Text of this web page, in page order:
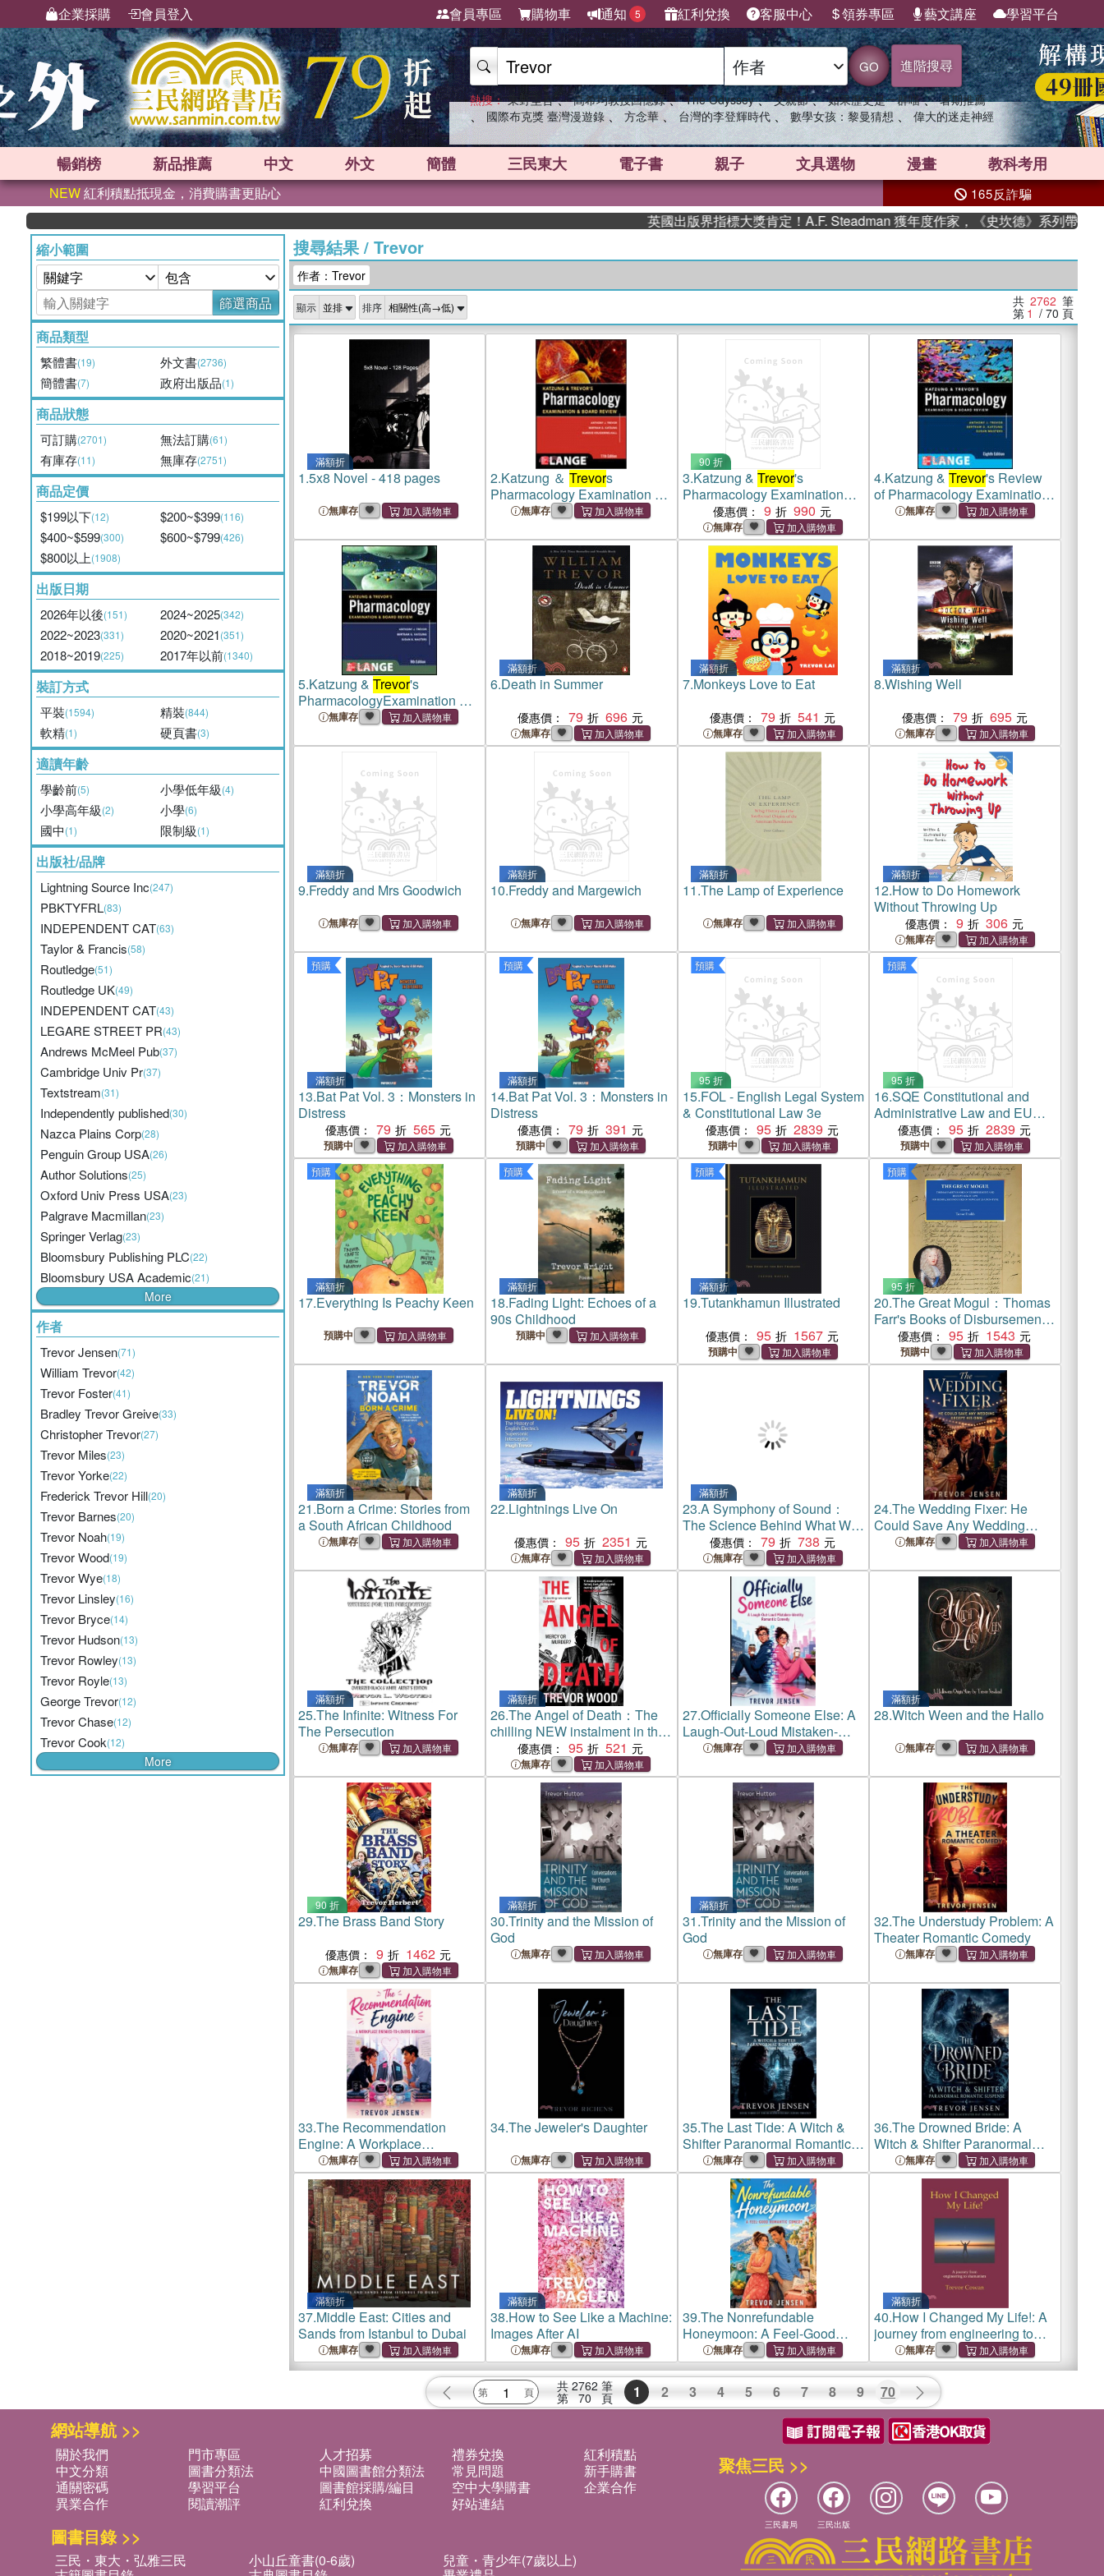
企業採購 會員登入 會員專區 購物車 通知 5 紅利兌換 客服中心 領券專區 藝文講座 學習平台
GO 進階搜尋
熱搜： 東野圭吾 、 高希均教授回憶錄 、 The Odyssey 、 父親節 、 如果歷史是一群喵 、 暑期推薦
、 國際布克獎 臺灣漫遊錄 、 方念華 、 台灣的李登輝時代 、 數學女孩：黎曼猜想 、 偉大的迷走神經
暢銷榜 新品推薦 中文 外文 簡體 三民東大 電子書 親子 文具選物 漫畫 教科考用
NEW紅利積點抵現金，消費購書更貼心 165反詐騙
英國出版界指標大獎肯定！A.F. Steadman 獲年度作家，《史坎德》系列帶你踏上熱血奇
縮小範圍
篩選商品
商品類型
繁體書(19) 外文書(2736)
簡體書(7) 政府出版品(1)
商品狀態
可訂購(2701) 無法訂購(61)
有庫存(11) 無庫存(2751)
商品定價
$199以下(12) $200~$399(116)
$400~$599(300) $600~$799(426)
$800以上(1908)
出版日期
2026年以後(151) 2024~2025(342)
2022~2023(331) 2020~2021(351)
2018~2019(225) 2017年以前(1340)
裝訂方式
平裝(1594) 精裝(844)
軟精(1) 硬頁書(3)
適讀年齡
學齡前(5) 小學低年級(4)
小學高年級(2) 小學(6)
國中(1) 限制級(1)
出版社/品牌
Lightning Source Inc(247)
PBKTYFRL(83)
INDEPENDENT CAT(63)
Taylor & Francis(58)
Routledge(51)
Routledge UK(49)
INDEPENDENT CAT(43)
LEGARE STREET PR(43)
Andrews McMeel Pub(37)
Cambridge Univ Pr(37)
Textstream(31)
Independently published(30)
Nazca Plains Corp(28)
Penguin Group USA(26)
Author Solutions(25)
Oxford Univ Press USA(23)
Palgrave Macmillan(23)
Springer Verlag(23)
Bloomsbury Publishing PLC(22)
Bloomsbury USA Academic(21)
More
作者
Trevor Jensen(71)
William Trevor(42)
Trevor Foster(41)
Bradley Trevor Greive(33)
Christopher Trevor(27)
Trevor Miles(23)
Trevor Yorke(22)
Frederick Trevor Hill(20)
Trevor Barnes(20)
Trevor Noah(19)
Trevor Wood(19)
Trevor Wye(18)
Trevor Linsley(16)
Trevor Bryce(14)
Trevor Hudson(13)
Trevor Rowley(13)
Trevor Royle(13)
George Trevor(12)
Trevor Chase(12)
Trevor Cook(12)
More
搜尋結果/ Trevor
作者：Trevor
顯示 排序 共 2762 筆
第 1 / 70 頁
滿額折
1.5x8 Novel - 418 pages
無庫存
2.Katzung ＆ Trevors
Pharmacology Examination ＆
Board Review (IE)
無庫存
90 折
3.Katzung & Trevor's
Pharmacology Examination
and Board Review
優惠價： 9 990
無庫存
4.Katzung &Trevor's Review
of Pharmacology Examination
& Board Review(IE)
無庫存
5.Katzung & Trevor's
PharmacologyExamination &
Board Review (IE)
無庫存
滿額折
6.Death in Summer
優惠價： 79 696
無庫存
滿額折
7.Monkeys Love to Eat
優惠價： 79 541
無庫存
滿額折
8.Wishing Well
優惠價： 79 695
無庫存
滿額折
9.Freddy and Mrs Goodwich
無庫存
滿額折
10.Freddy and Margewich
無庫存
滿額折
11.The Lamp of Experience
無庫存
滿額折
12.How to Do Homework
Without Throwing Up
優惠價： 9 306
無庫存
預購
滿額折
13.Bat Pat Vol. 3：Monsters in
Distress
優惠價： 79 565
預購中
預購
滿額折
14.Bat Pat Vol. 3：Monsters in
Distress
優惠價： 79 391
預購中
預購
95 折
15.FOL - English Legal System
& Constitutional Law 3e
優惠價： 95 2839
預購中
預購
95 折
16.SQE Constitutional and
Administrative Law and EU
Law 6e
優惠價： 95 2839
預購中
預購
滿額折
17.Everything Is Peachy Keen
預購中
預購
滿額折
18.Fading Light: Echoes of a
90s Childhood
預購中
預購
滿額折
19.Tutankhamun Illustrated
優惠價： 95 1567
預購中
預購
95 折
20.The Great Mogul：Thomas
Farr's Books of Disbursement
and Receipt 1676 to 1691 for
Henry, Second Duke of
Newcastle-Upon-Tyne
優惠價： 95 1543
預購中
滿額折
21.Born a Crime: Stories from
a South African Childhood
無庫存
滿額折
22.Lightnings Live On
優惠價： 95 2351
無庫存
滿額折
23.A Symphony of Sound：
The Science Behind What We
Hear優惠價： 79 738
無庫存
24.The Wedding Fixer: He
Could Save Any Wedding
Except His Own
無庫存
滿額折
25.The Infinite: Witness For
The Persecution
無庫存
滿額折
26.The Angel of Death：The
chilling NEW instalment in the
gripping, addictive DCI Jack
Parker series…
優惠價： 95 521
無庫存
27.Officially Someone Else: A
Laugh-Out-Loud Mistaken-
Identity Romantic Comedy
無庫存
滿額折
28.Witch Ween and the Hallo
無庫存
90 折
29.The Brass Band Story
優惠價： 9 1462
無庫存
滿額折
30.Trinity and the Mission of
God
無庫存
滿額折
31.Trinity and the Mission of
God
無庫存
32.The Understudy Problem: A
Theater Romantic Comedy
無庫存
33.The Recommendation
Engine: A Workplace
Enemies-to-Lovers Romcom
無庫存
34.The Jeweler's Daughter
無庫存
35.The Last Tide: A Witch &
Shifter Paranormal Romantic
Suspense
無庫存
36.The Drowned Bride: A
Witch & Shifter Paranormal
Romantic Suspense
無庫存
滿額折
37.Middle East: Cities and
Sands from Istanbul to Dubai
無庫存
滿額折
38.How to See Like a Machine:
Images After AI
無庫存
39.The Nonrefundable
Honeymoon: A Feel-Good
Romantic Comedy
無庫存
滿額折
40.How I Changed My Life!: A
journey from engineering to
shamanism
無庫存
共 2762 筆
第 70 頁 1 2 3 4 5 6 7 8 9 70
網站導航 >>
關於我們 門市專區 人才招募 禮券兌換
紅利積點
中文分類
圖書分類法 中國圖書館分類法 常見問題
新手購書
通關密碼
學習平台 圖書館採購/編目 空中大學購書
企業合作
異業合作
閱讀潮評 紅利兌換 好站連結
圖書目錄 >>
三民・東大・弘雅三民 小山丘童書(0-6歲) 兒童・青少年(7歲以上)
聚焦三民 >>
三民書局 三民出版